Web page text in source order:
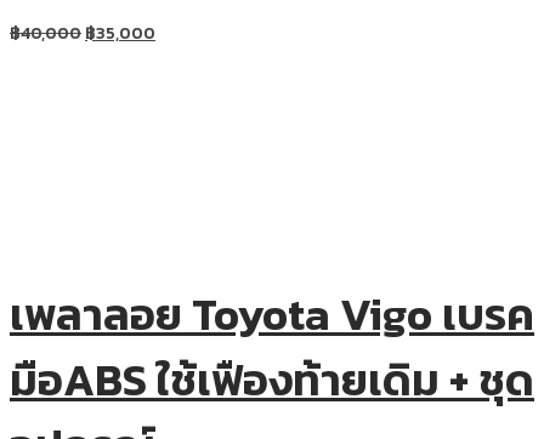
฿40,000฿35,000
เพลาลอย Toyota Vigo เบรค
มือABS ใช้เฟืองท้ายเดิม + ชุด